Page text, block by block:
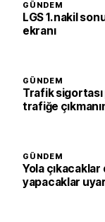
GÜNDEM
LGS 1. nakil
ekranı
GÜNDEM
Trafik
trafiğe
GÜNDEM
Yola
yapacaklar